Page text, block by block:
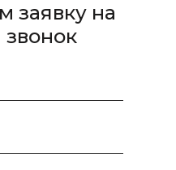
заявку на